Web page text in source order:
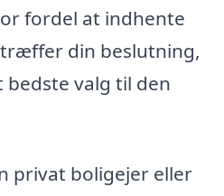
fordel at indhente
din beslutning,
bedste valg til den
privat boligejer eller